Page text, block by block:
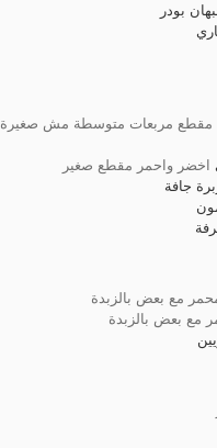
بودر
مقطع مربعات متوسطة مش صغيرة
اخضر واحمر مقطع صغير
جافة
مع بعض بالزبدة
مع بعض بالزبدة